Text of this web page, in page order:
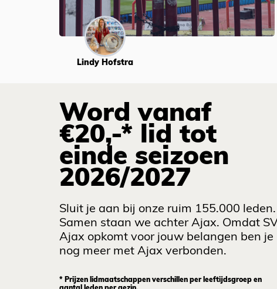
Lindy Hofstra
Word vanaf
€20,-* lid tot
einde seizoen
2026/2027
Sluit je aan bij onze ruim 155.000 leden.
Samen staan we achter Ajax. Omdat
Ajax opkomt voor jouw belangen ben je
nog meer met Ajax verbonden.
* Prijzen lidmaatschappen verschillen per leeftijdsgroep en